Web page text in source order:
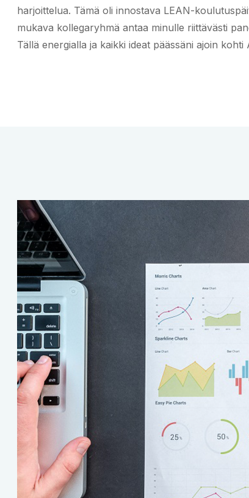
harjoittelua. Tämä oli innostava LEAN-
mukava kollegaryhmä antaa minulle riittävästi
Tällä energialla ja kaikki ideat päässäni ajoin kohti